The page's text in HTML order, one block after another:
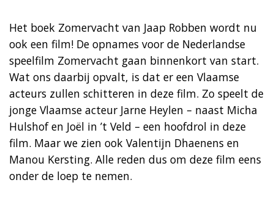
Het boek Zomervacht van Jaap Robben wordt nu
ook een film! De opnames voor de Nederlandse
speelfilm Zomervacht gaan binnenkort van start.
Wat ons daarbij opvalt, is dat er een Vlaamse
acteurs zullen schitteren in deze film. Zo speelt de
jonge Vlaamse acteur Jarne Heylen – naast Micha
Hulshof en Joël in ’t Veld – een hoofdrol in deze
film. Maar we zien ook Valentijn Dhaenens en
Manou Kersting. Alle reden dus om deze film eens
onder de loep te nemen.